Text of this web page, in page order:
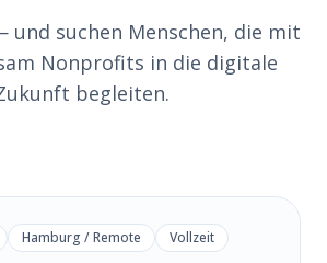
und suchen Menschen, die mit
Nonprofits in die digitale
begleiten.
Hamburg / Remote Vollzeit